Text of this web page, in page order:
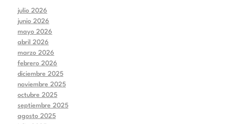
julio 2026
junio 2026
mayo 2026
abril 2026
marzo 2026
febrero 2026
diciembre 2025
noviembre 2025
octubre 2025
septiembre 2025
agosto 2025